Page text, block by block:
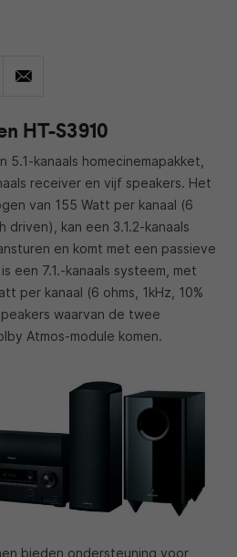
HT-S3910
5.1-kanaals homecinemapakket,
receiver en vijf speakers. Het
van 155 Watt per kanaal (6
driven), kan een 3.1.2-kanaals
en komt met een passieve
een 7.1.-kanaals systeem, met
per kanaal (6 ohms, 1kHz, 10%
waarvan de twee
Atmos-module komen.
bieden ondersteuning voor